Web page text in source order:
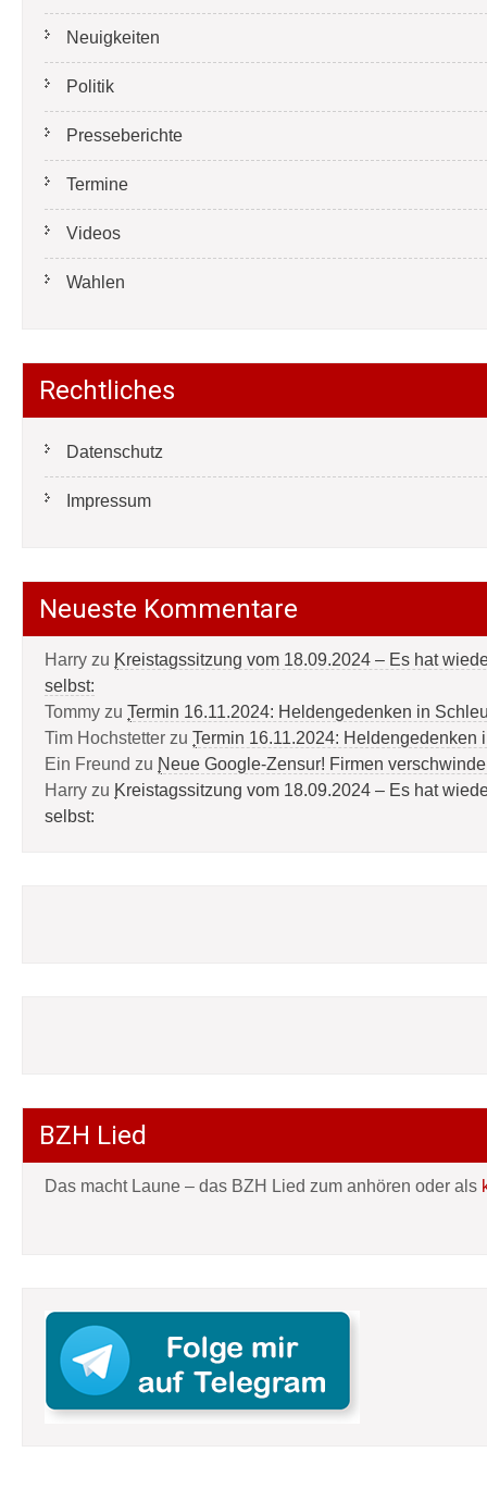
Neuigkeiten
Politik
Presseberichte
Termine
Videos
Wahlen
Rechtliches
Datenschutz
Impressum
Neueste Kommentare
Harry zu Kreistagssitzung vom 18.09.2024 – Es hat
selbst:
Tommy zu Termin 16.11.2024: Heldengedenken in
Tim Hochstetter zu Termin 16.11.2024: Heldengedenken
Ein Freund zu Neue Google-Zensur! Firmen
Harry zu Kreistagssitzung vom 18.09.2024 – Es hat
selbst:
BZH Lied
Das macht Laune – das BZH Lied zum anhören oder als